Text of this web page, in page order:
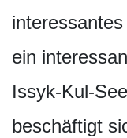
ein
Issyk-Kul-
beschäftigt